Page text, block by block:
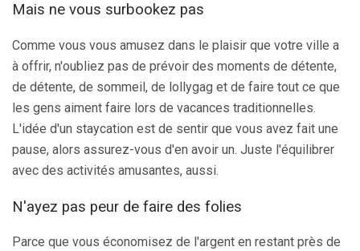
Mais ne vous surbookez pas
Comme vous vous amusez dans le plaisir que votre ville a
à offrir, n'oubliez pas de prévoir des moments de détente,
de détente, de sommeil, de lollygag et de faire tout ce que
les gens aiment faire lors de vacances traditionnelles.
L'idée d'un staycation est de sentir que vous avez fait une
pause, alors assurez-vous d'en avoir un. Juste l'équilibrer
avec des activités amusantes, aussi.
N'ayez pas peur de faire des folies
Parce que vous économisez de l'argent en restant près de